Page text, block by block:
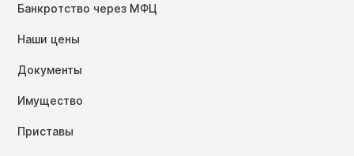
Банкротство через МФЦ
Наши цены
Документы
Имущество
Приставы